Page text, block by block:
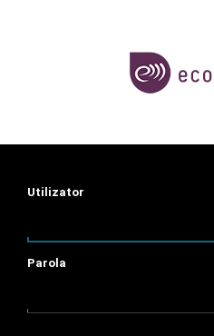
Utilizator
Parola